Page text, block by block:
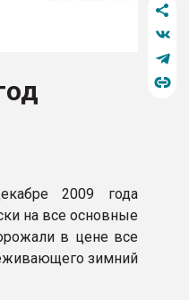
2009 года
на все основные
в цене все
зимний